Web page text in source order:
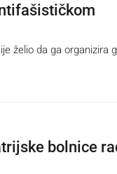
želio da ga organizira
bolnice